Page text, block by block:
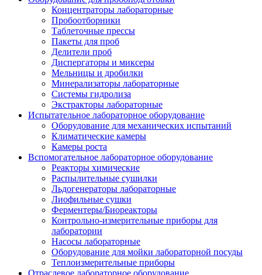
Концентраторы лабораторные
Пробоотборники
Таблеточные прессы
Пакеты для проб
Делители проб
Диспергаторы и миксеры
Мельницы и дробилки
Минерализаторы лабораторные
Системы гидролиза
Экстракторы лабораторные
Испытательное лабораторное оборудование
Оборудование для механических испытаний
Климатические камеры
Камеры роста
Вспомогательное лабораторное оборудование
Реакторы химические
Распылительные сушилки
Льдогенераторы лабораторные
Лиофильные сушки
Ферментеры/Биореакторы
Контрольно-измерительные приборы для
лаборатории
Насосы лабораторные
Оборудование для мойки лабораторной посуды
Теплоизмерительные приборы
Отраслевое лабораторное оборудование